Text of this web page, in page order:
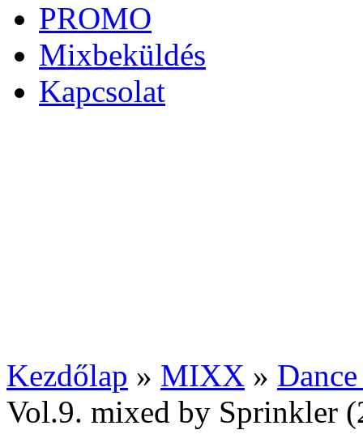
PROMO
Mixbeküldés
Kapcsolat
Kezdőlap » MIXX »
Vol.9. mixed by Sprinkler